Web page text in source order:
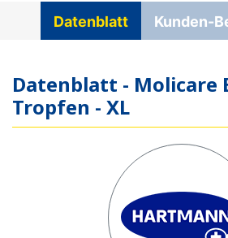
Datenblatt Kunden-
Datenblatt - Molicare
Tropfen - XL